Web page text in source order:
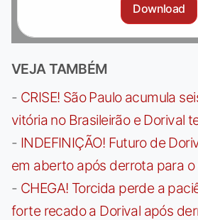
Download
VEJA TAMBÉM
- CRISE! São Paulo acumula
vitória no Brasileirão e Dorival
- INDEFINIÇÃO! Futuro de
em aberto após derrota para o
- CHEGA! Torcida perde a
forte recado a Dorival após